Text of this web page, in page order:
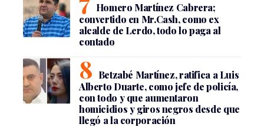
Homero Martínez Cabrera;
convertido en Mr.Cash, como ex
alcalde de Lerdo, todo lo paga al
contado
Betzabé Martínez, ratifica a Luis
Alberto Duarte, como jefe de policía,
con todo y que aumentaron
homicidios y giros negros desde que
llegó a la corporación